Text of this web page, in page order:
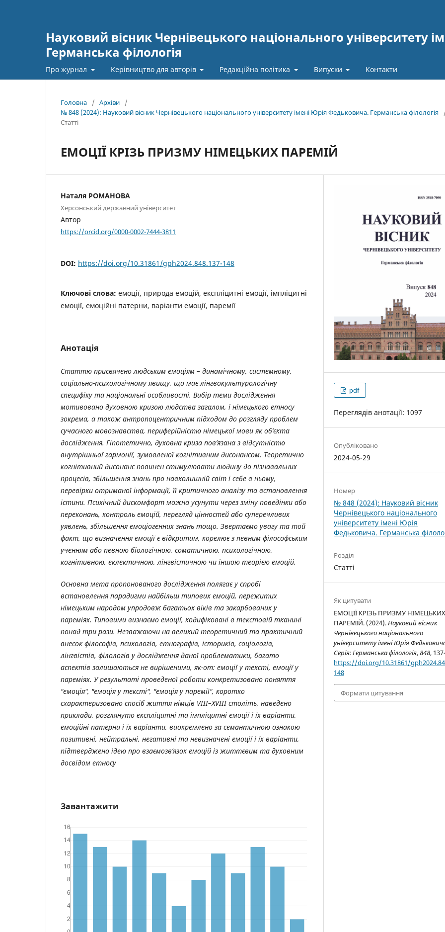
Науковий вісник Чернівецького національного університету
Германська філологія
Про журнал Керівництво для авторів Редакційна політика Випуски Контакти
Головна / Архіви
/
№ 848 (2024): Науковий вісник Чернівецького національного університету імені Юрія Федьковича. Германська філологія
Статті
ЕМОЦІЇ КРІЗЬ ПРИЗМУ НІМЕЦЬКИХ ПАРЕМІЙ
Наталя РОМАНОВА
Херсонський державний університет
Автор
https://orcid.org/0000-0002-7444-3811
DOI: https://doi.org/10.31861/gph2024.848.137-148
Ключові слова: емоції, природа емоцій, експліцитні емоції, імпліцитні
емоції, емоційні патерни, варіанти емоції, паремії
Анотація
Статтю присвячено людським емоціям – динамічному, системному,
соціально-психологічному явищу, що має лінгвокультурологічну
специфіку та національні особливості. Вибір теми дослідження
мотивовано духовною кризою людства загалом, і німецького етносу
зокрема, а також антропоцентричним підходом до розгляду проблем
сучасного мовознавства, периферійністю німецької мови як об’єкта
дослідження. Гіпотетично, духовна криза пов’язана з відсутністю
внутрішньої гармонії, зумовленої когнітивним дисонансом. Теоретично
когнітивний дисонанс повинен стимулювати людину до пізнавальних
процесів, збільшення знань про навколишній світ і себе в ньому,
перевірки отриманої інформації, її критичного аналізу та встановлення
істини. Психічний дискомфорт можна усунути через зміну поведінки або
переконань, контроль емоцій, перегляд цінностей або суперечливих
уявлень, збільшення емоціогенних знань тощо. Звертаємо увагу та той
факт, що визначення емоції є відкритим, корелює з певним філософським
ученням або певною біологічною, соматичною, психологічною,
когнітивною, еклектичною, лінгвістичною чи іншою теорією емоцій.
Основна мета пропонованого дослідження полягає у спробі
встановлення парадигми найбільш типових емоцій, пережитих
німецьким народом упродовж багатьох віків та закарбованих у
пареміях. Типовими визнаємо емоції, кодифіковані в текстовій тканині
понад три рази. Незважаючи на великий теоретичний та практичний
внесок філософів, психологів, етнографів, істориків, соціологів,
лінгвістів, філологів у дослідження даної проблематики, багато
аспектів залишаються не вирішеними, як-от: емоції у тексті, емоції у
пареміях. У результаті проведеної роботи конкретизовано поняття
"емоція", "емоція у тексті", "емоція у паремії", коротко
схарактеризовано спосіб життя німців VIII–XVIII століть, наведено
приклади, розглянуто експліцитні та імпліцитні емоції і їх варіанти,
емоційні патерни і їх варіанти, виокремлено за семантичною ознакою
позитивні, нейтральні, негативні та невизначені емоції і їх варіанти,
підтверджено ідею про взаємозв’язок емоцій із життєвим та духовним
досвідом етносу
Завантажити
pdf
Переглядів анотації: 1097
Опубліковано
2024-05-29
Номер
№ 848 (2024): Науковий вісник
Чернівецького національного
університету імені Юрія
Федьковича. Германська
Розділ
Статті
Як цитувати
ЕМОЦІЇ КРІЗЬ ПРИЗМУ НІМЕЦЬКИХ
ПАРЕМІЙ. (2024).Науковий вісник
Чернівецького національного
університету імені Юрія
Серія: Германська філологія,848,
https://doi.org/10.31861/
148
Формати цитування